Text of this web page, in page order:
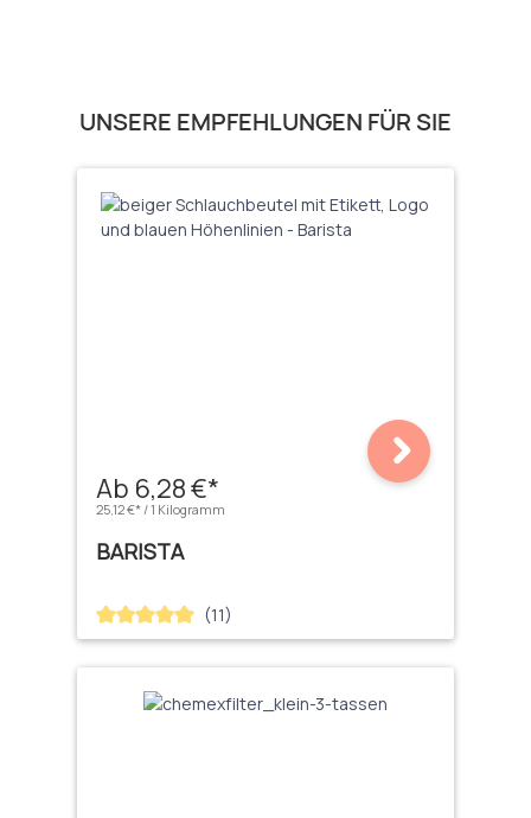
Produktgalerie überspringen
UNSERE EMPFEHLUNGEN FÜR SIE
Ab 6,28 €*
25,12 €* / 1 Kilogramm
BARISTA
Durchschnittliche Bewertung von 5 von 5 Sternen
(11)